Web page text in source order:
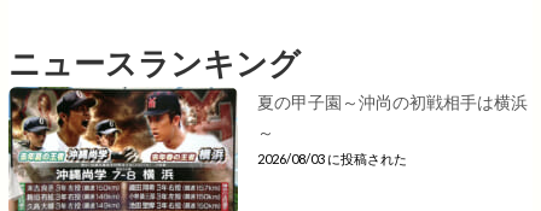
ニュースランキング
夏の甲子園～沖尚の初戦相手は横浜
～
2026/08/03 に投稿された